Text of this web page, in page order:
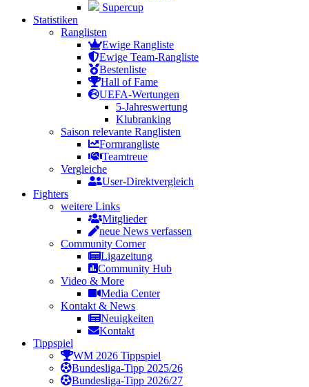
Supercup
Statistiken
Ranglisten
Ewige Rangliste
Ewige Team-Rangliste
Bestenliste
Hall of Fame
UEFA-Wertungen
5-Jahreswertung
Klubranking
Saison relevante Ranglisten
Formrangliste
Teamtreue
Vergleiche
User-Direktvergleich
Fighters
weitere Links
Mitglieder
neue News verfassen
Community Corner
Ligazeitung
Community Hub
Video & More
Media Center
Kontakt & News
Neuigkeiten
Kontakt
Tippspiel
WM 2026 Tippspiel
Bundesliga-Tipp 2025/26
Bundesliga-Tipp 2026/27